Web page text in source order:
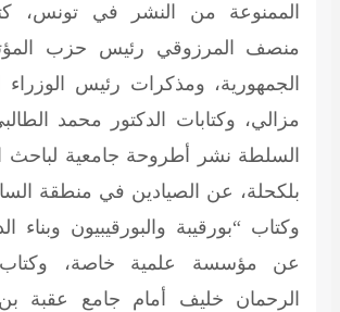
الممنوعة من النشر في تونس،
منصف المرزوقي رئيس حزب
الجمهورية، ومذكرات رئيس
مزالي، وكتابات الدكتور محمد
السلطة نشر أطروحة جامعية لباحث
بلكحلة، عن الصيادين في منطقة
وكتاب “بورقيبة والبورقيبيون وبناء
عن مؤسسة علمية خاصة،
الرحمان خليف أمام جامع عقبة بن